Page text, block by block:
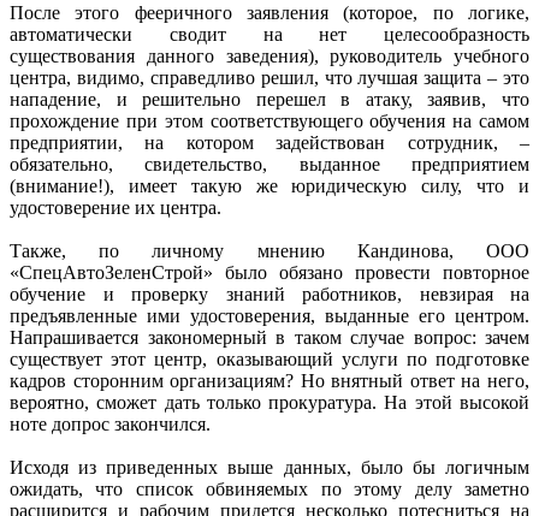
После этого фееричного заявления (которое, по логике,
автоматически сводит на нет целесообразность
существования данного заведения), руководитель учебного
центра, видимо, справедливо решил, что лучшая защита – это
нападение, и решительно перешел в атаку, заявив, что
прохождение при этом соответствующего обучения на самом
предприятии, на котором задействован сотрудник, –
обязательно, свидетельство, выданное предприятием
(внимание!), имеет такую же юридическую силу, что и
удостоверение их центра.
Также, по личному мнению Кандинова, ООО
«СпецАвтоЗеленСтрой» было обязано провести повторное
обучение и проверку знаний работников, невзирая на
предъявленные ими удостоверения, выданные его центром.
Напрашивается закономерный в таком случае вопрос: зачем
существует этот центр, оказывающий услуги по подготовке
кадров сторонним организациям? Но внятный ответ на него,
вероятно, сможет дать только прокуратура. На этой высокой
ноте допрос закончился.
Исходя из приведенных выше данных, было бы логичным
ожидать, что список обвиняемых по этому делу заметно
расширится и рабочим придется несколько потесниться на